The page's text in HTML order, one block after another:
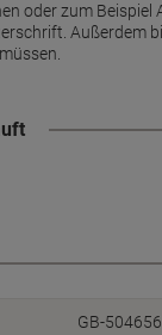
oder zum
Außerdem
GB-504656